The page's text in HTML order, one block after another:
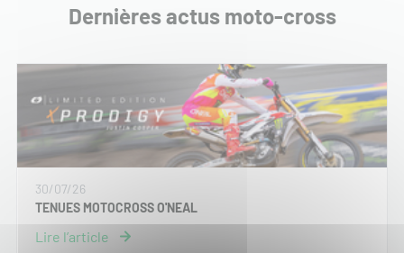
Dernières actus moto-cross
30/07/26
TENUES MOTOCROSS O'NEAL